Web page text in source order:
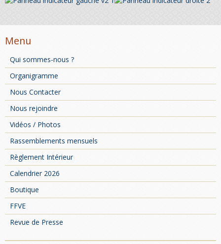
Menu
Qui sommes-nous ?
Organigramme
Nous Contacter
Nous rejoindre
Vidéos / Photos
Rassemblements mensuels
Règlement Intérieur
Calendrier 2026
Boutique
FFVE
Revue de Presse